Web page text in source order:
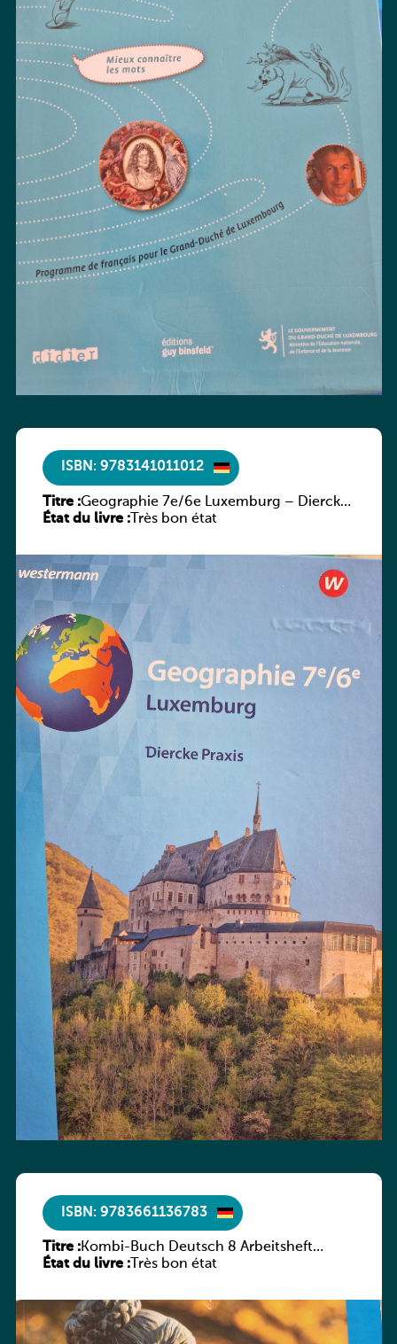
ISBN: 9783141011012
Titre :Geographie 7e/6e Luxemburg – Diercke
Praxis
État du livre :Très bon état
ISBN: 9783661136783
Titre :Kombi-Buch Deutsch 8 Arbeitsheft
(Neue Ausgabe Luxemburg)
État du livre :Très bon état